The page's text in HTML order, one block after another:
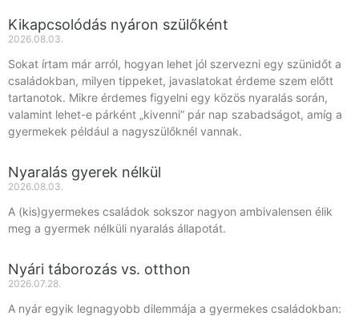
Kikapcsolódás nyáron szülőként
2026.08.03.
Sokat írtam már arról, hogyan lehet jól szervezni egy szünidőt a
családokban, milyen tippeket, javaslatokat érdeme szem előtt
tartanotok. Mikre érdemes figyelni egy közös nyaralás során,
valamint lehet-e párként „kivenni” pár nap szabadságot, amíg a
gyermekek például a nagyszülőknél vannak.
Nyaralás gyerek nélkül
2026.08.03.
A (kis)gyermekes családok sokszor nagyon ambivalensen élik
meg a gyermek nélküli nyaralás állapotát.
Nyári táborozás vs. otthon
2026.07.28.
A nyár egyik legnagyobb dilemmája a gyermekes családokban: